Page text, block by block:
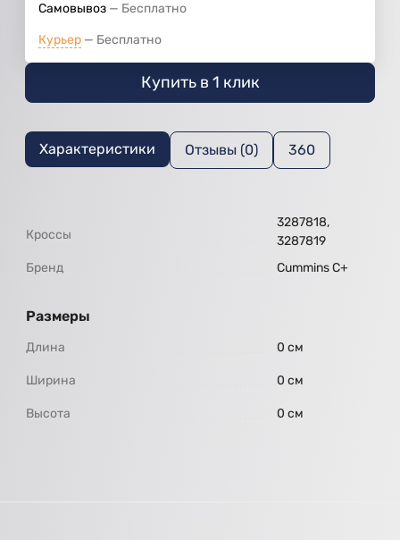
Самовывоз Бесплатно
Курьер Бесплатно
Купить в 1 клик
Характеристики Отзывы (0) 360
Кроссы
3287818,
3287819
Бренд
Cummins C+
Размеры
Длина 0 см
Ширина 0 см
Высота 0 см